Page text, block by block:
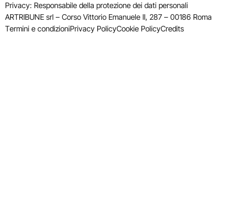
Privacy: Responsabile della protezione dei dati personali
ARTRIBUNE srl – Corso Vittorio Emanuele II, 287 – 00186 Roma
Termini e condizioniPrivacy PolicyCookie PolicyCredits